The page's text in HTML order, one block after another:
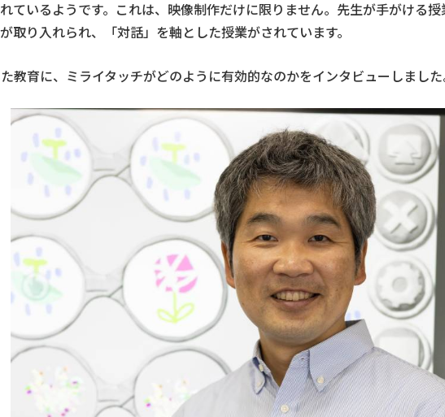
ているようです。これは、映像制作だけに限りません。先生が手がける
取り入れられ、「対話」を軸とした授業がされています。
た教育に、ミライタッチがどのように有効的なのかをインタビューしました